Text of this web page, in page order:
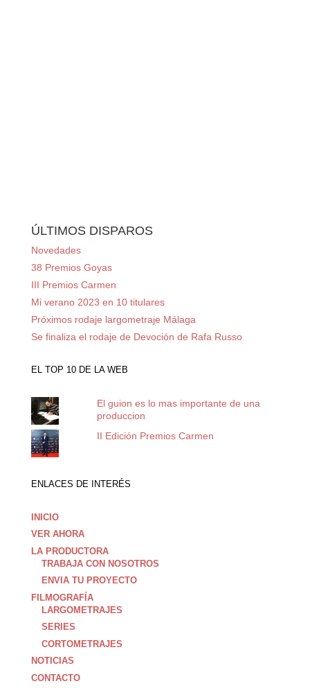
ÚLTIMOS DISPAROS
Novedades
38 Premios Goyas
III Premios Carmen
Mi verano 2023 en 10 titulares
Próximos rodaje largometraje Málaga
Se finaliza el rodaje de Devoción de Rafa Russo
EL TOP 10 DE LA WEB
El guion es lo mas importante de una
produccion
II Edición Premios Carmen
ENLACES DE INTERÉS
INICIO
VER AHORA
LA PRODUCTORA
TRABAJA CON NOSOTROS
ENVIA TU PROYECTO
FILMOGRAFÍA
LARGOMETRAJES
SERIES
CORTOMETRAJES
NOTICIAS
CONTACTO